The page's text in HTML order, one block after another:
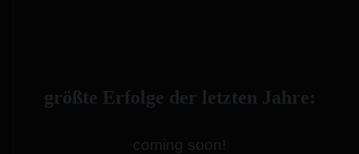
größte Erfolge der letzten Jahre:
coming soon!